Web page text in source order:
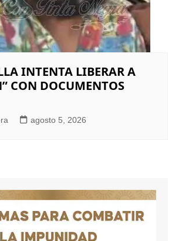
INTENTA LIBERAR A
CON DOCUMENTOS
agosto 5, 2026